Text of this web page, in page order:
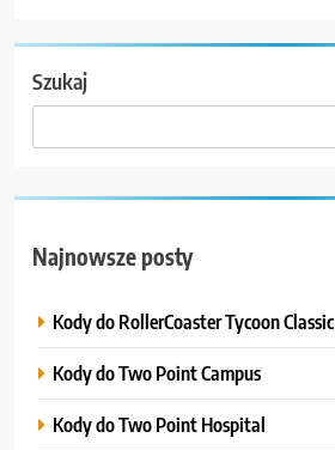
Szukaj
Najnowsze posty
Kody do RollerCoaster Tycoon Classic
Kody do Two Point Campus
Kody do Two Point Hospital